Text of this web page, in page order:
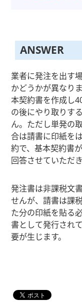
ANSWER
業者に発注を出す
かどうかが異なり
本契約書を作成し
の後にやり取りす
ん。ただし単発の
合は請書に印紙を
約で、基本契約書
回答させていただき
発注書は非課税文
せんが、請書は課
た分の印紙を貼る
書として発行され
要が生じます。